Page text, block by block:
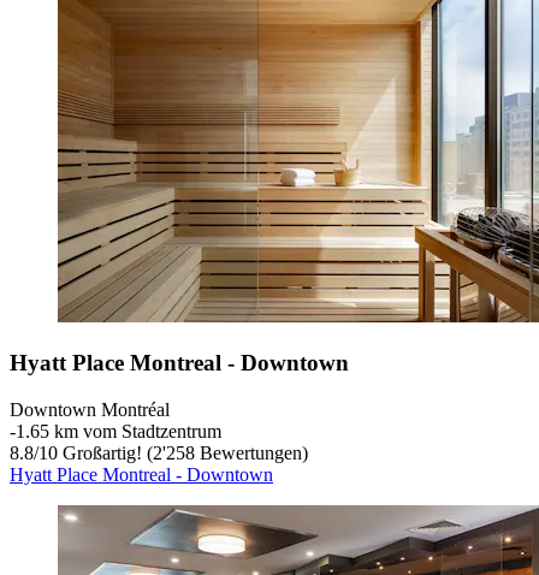
Hyatt Place Montreal - Downtown
Downtown Montréal
‐1.65 km vom Stadtzentrum
8.8/10 Großartig! (2'258 Bewertungen)
Hyatt Place Montreal - Downtown